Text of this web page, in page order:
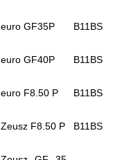
euro GF35P B11BS
euro GF40P B11BS
euro F8.50 P B11BS
Zeusz F8.50 P B11BS